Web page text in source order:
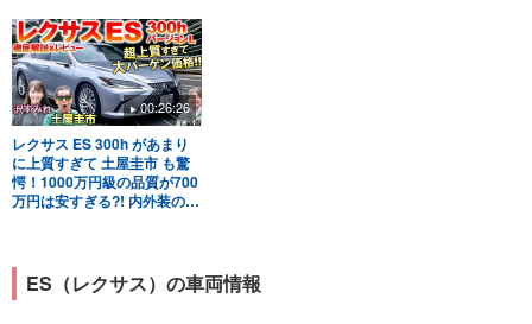
00:26:26
レクサス ES 300h があまり
に上質すぎて 土屋圭市 も驚
愕！1000万円級の品質が700
万円は安すぎる?! 内外装の特
ES（レクサス）の車両情報